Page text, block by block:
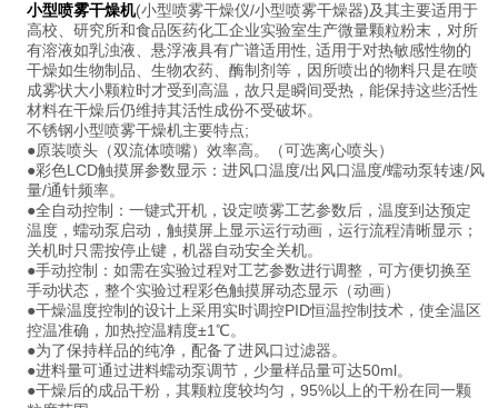
小型喷雾干燥机(小型喷雾干燥仪/小型喷雾干燥器)及其主要适用于
高校、研究所和食品医药化工企业实验室生产微量颗粒粉末，对所
有溶液如乳浊液、悬浮液具有广谱适用性, 适用于对热敏感性物的
干燥如生物制品、生物农药、酶制剂等，因所喷出的物料只是在喷
成雾状大小颗粒时才受到高温，故只是瞬间受热，能保持这些活性
材料在干燥后仍维持其活性成份不受破坏。
不锈钢小型喷雾干燥机主要特点;
●原装喷头（双流体喷嘴）效率高。（可选离心喷头）
●彩色LCD触摸屏参数显示：进风口温度/出风口温度/蠕动泵转速/风
量/通针频率。
●全自动控制：一键式开机，设定喷雾工艺参数后，温度到达预定
温度，蠕动泵启动，触摸屏上显示运行动画，运行流程清晰显示；
关机时只需按停止键，机器自动安全关机。
●手动控制：如需在实验过程对工艺参数进行调整，可方便切换至
手动状态，整个实验过程彩色触摸屏动态显示（动画）
●干燥温度控制的设计上采用实时调控PID恒温控制技术，使全温区
控温准确，加热控温精度±1℃。
●为了保持样品的纯净，配备了进风口过滤器。
●进料量可通过进料蠕动泵调节，少量样品量可达50ml。
●干燥后的成品干粉，其颗粒度较均匀，95%以上的干粉在同一颗